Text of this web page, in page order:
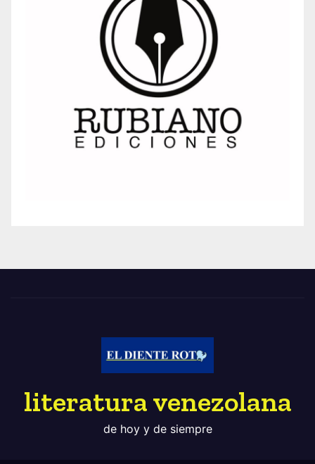
literatura venezolana
de hoy y de siempre